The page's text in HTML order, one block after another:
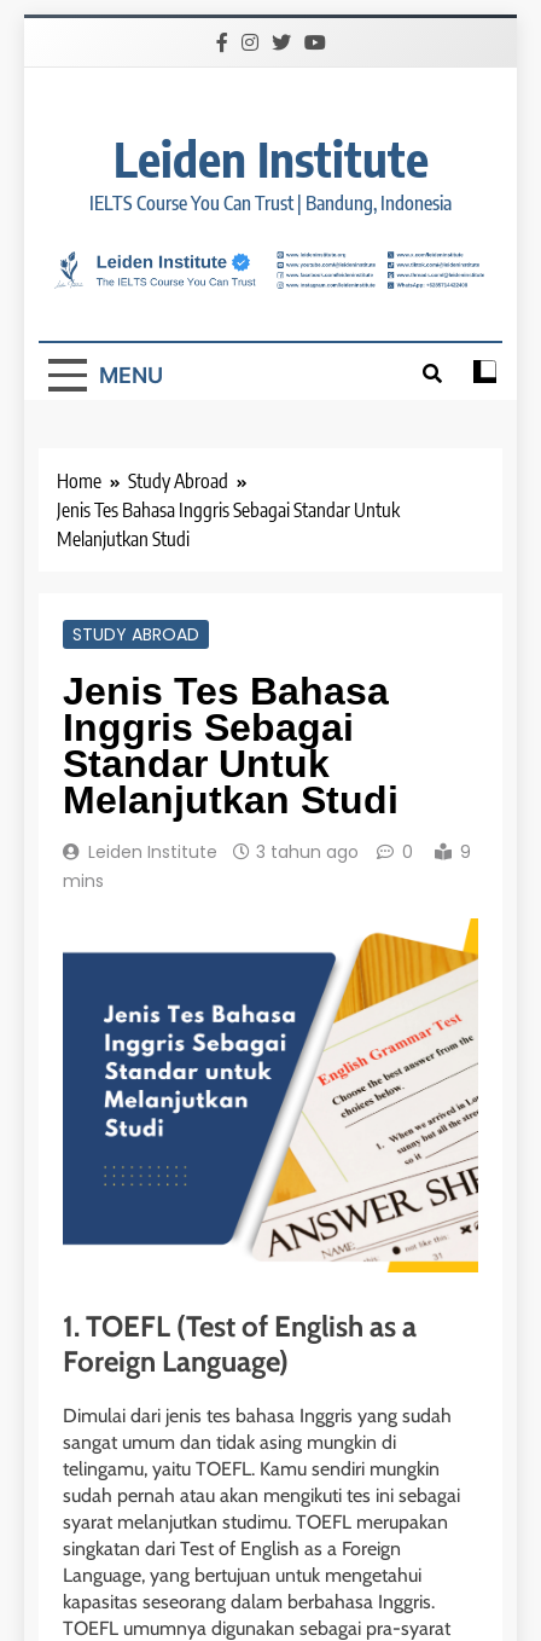
Leiden Institute
IELTS Course You Can Trust | Bandung, Indonesia
MENU
Home
Study Abroad
Jenis Tes Bahasa Inggris Sebagai Standar Untuk
Melanjutkan Studi
STUDY ABROAD
Jenis Tes Bahasa
Inggris Sebagai
Standar Untuk
Melanjutkan Studi
Leiden Institute 3 tahun ago 0
9
mins
1. TOEFL (Test of English as a
Foreign Language)
Dimulai dari jenis tes bahasa Inggris yang sudah
sangat umum dan tidak asing mungkin di
telingamu, yaitu TOEFL. Kamu sendiri mungkin
sudah pernah atau akan mengikuti tes ini sebagai
syarat melanjutkan studimu. TOEFL merupakan
singkatan dari Test of English as a Foreign
Language, yang bertujuan untuk mengetahui
kapasitas seseorang dalam berbahasa Inggris.
TOEFL umumnya digunakan sebagai pra-syarat